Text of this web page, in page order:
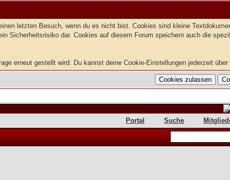
letzten Besuch, wenn du es nicht bist. Cookies sind kleine
Sicherheitsrisiko dar. Cookies auf diesem Forum speichern auch die
erneut gestellt wird. Du kannst deine Cookie-Einstellungen jederzeit
Portal Suche